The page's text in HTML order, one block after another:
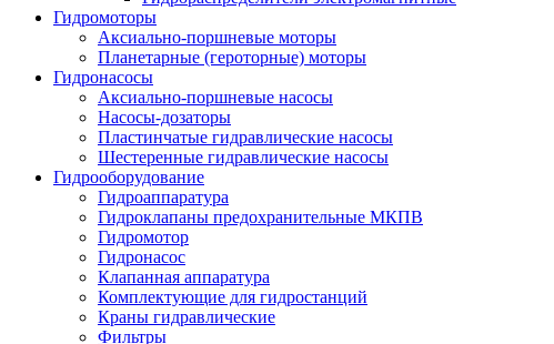
Гидромоторы
Аксиально-поршневые моторы
Планетарные (героторные) моторы
Гидронасосы
Аксиально-поршневые насосы
Насосы-дозаторы
Пластинчатые гидравлические насосы
Шестеренные гидравлические насосы
Гидрооборудование
Гидроаппаратура
Гидроклапаны предохранительные МКПВ
Гидромотор
Гидронасос
Клапанная аппаратура
Комплектующие для гидростанций
Краны гидравлические
Фильтры